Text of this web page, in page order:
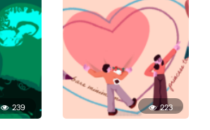
239 223